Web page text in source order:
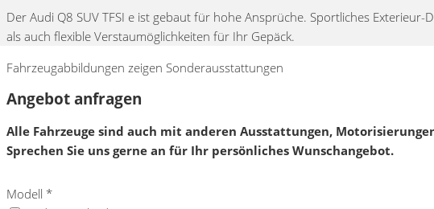
Der Audi Q8 SUV TFSI e ist gebaut für hohe Ansprüche. Sportliches
als auch flexible Verstaumöglichkeiten für Ihr Gepäck.
Fahrzeugabbildungen zeigen Sonderausstattungen
Angebot anfragen
Alle Fahrzeuge sind auch mit anderen Ausstattungen,
Sprechen Sie uns gerne an für Ihr persönliches Wunschangebot.
Modell *